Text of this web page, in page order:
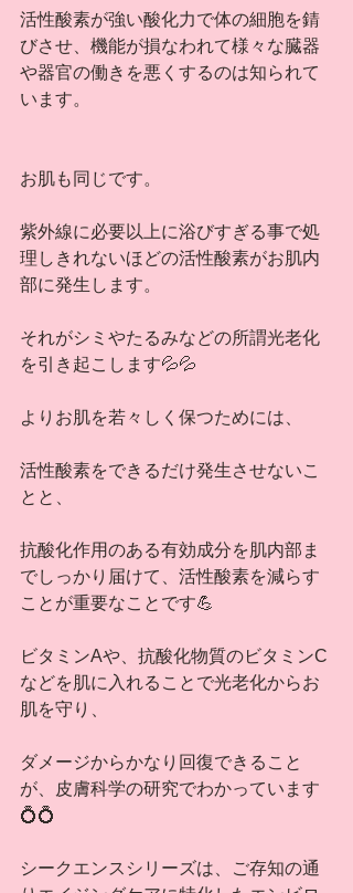
活性酸素が強い酸化力で体の細胞を錆
びさせ、機能が損なわれて様々な臓器
や器官の働きを悪くするのは知られて
います。
お肌も同じです。
紫外線に必要以上に浴びすぎる事で処
理しきれないほどの活性酸素がお肌内
部に発生します。
それがシミやたるみなどの所謂光老化
を引き起こします💦💦
よりお肌を若々しく保つためには、
活性酸素をできるだけ発生させないこ
とと、
抗酸化作用のある有効成分を肌内部ま
でしっかり届けて、活性酸素を減らす
ことが重要なことです💪
ビタミンAや、抗酸化物質のビタミンC
などを肌に入れることで光老化からお
肌を守り、
ダメージからかなり回復できること
が、皮膚科学の研究でわかっています
💍💍
シークエンスシリーズは、ご存知の通